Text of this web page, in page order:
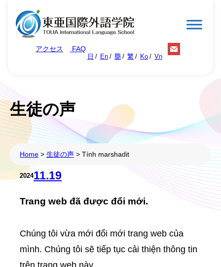
アクセス FAQ
日 En 簡 繁 Ko Vn
生徒の声
Home > 生徒の声 > Tính marshadit
202411.19
Trang web đã được đổi mới.
Chúng tôi vừa mới đổi mới trang web của
mình. Chúng tôi sẽ tiếp tục cải thiện thông tin